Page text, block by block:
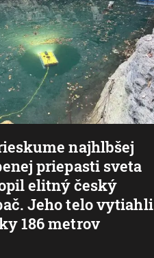
najhlbšej
priepasti sveta
elitný český
Jeho telo vytiahli
186 metrov